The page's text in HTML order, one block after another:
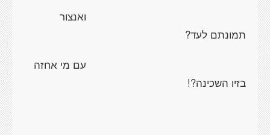
ואנצור
תמונתם לעד?
עם מי אחזה
בזיו השכינה?!